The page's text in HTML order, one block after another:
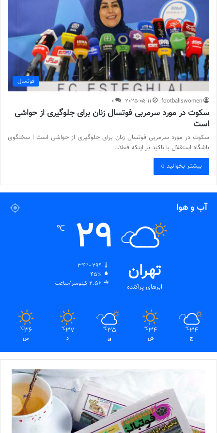
فوتسال
footballswomen
2025-05-11
0
سکوت در مورد سرمربی فوتسال زنان برای جلوگیری از حواشی
است
سکوت در مورد سرمربی فوتسال زنان برای جلوگیری از حواشی است | سخنگوی
باشگاه استقلال با تاکید بر اینکه فعلا…
بیشتر بخوانید »
آب و هوا
تهران
ابرهای پراکنده
29
℃
34º - 29º
45%
2.56 کیلومتر/ساعت
34
℃
ج
34
℃
ش
35
℃
ی
37
℃
د
36
℃
س